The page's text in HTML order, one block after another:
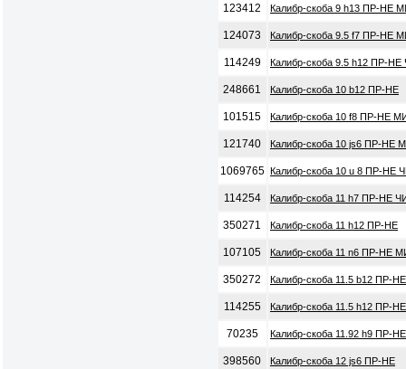
123412 Калибр-скоба 9 h13 ПР-НЕ
124073 Калибр-скоба 9.5 f7 ПР-НЕ
114249 Калибр-скоба 9.5 h12 ПР-НЕ
248661 Калибр-скоба 10 b12 ПР-НЕ
101515 Калибр-скоба 10 f8 ПР-НЕ
121740 Калибр-скоба 10 js6 ПР-НЕ
1069765 Калибр-скоба 10 u 8 ПР-НЕ
114254 Калибр-скоба 11 h7 ПР-НЕ
350271 Калибр-скоба 11 h12 ПР-НЕ
107105 Калибр-скоба 11 n6 ПР-НЕ
350272 Калибр-скоба 11.5 b12 ПР-НЕ
114255 Калибр-скоба 11.5 h12 ПР-
70235 Калибр-скоба 11.92 h9 ПР-
398560 Калибр-скоба 12 js6 ПР-НЕ